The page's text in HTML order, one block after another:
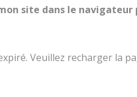
site dans le navigateur
Veuillez recharger la